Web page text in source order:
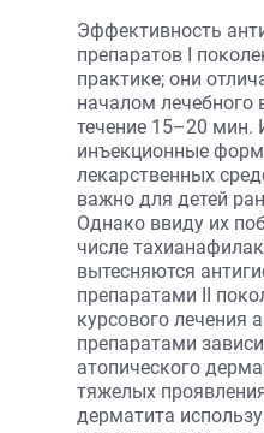
Эффективность
препаратов I
практике; они
началом лечебного
течение 15–20 мин.
инъекционные
лекарственных
важно для детей
Однако ввиду их
числе
вытесняются
препаратами II
курсового лечения
препаратами
атопического
тяжелых
дерматита